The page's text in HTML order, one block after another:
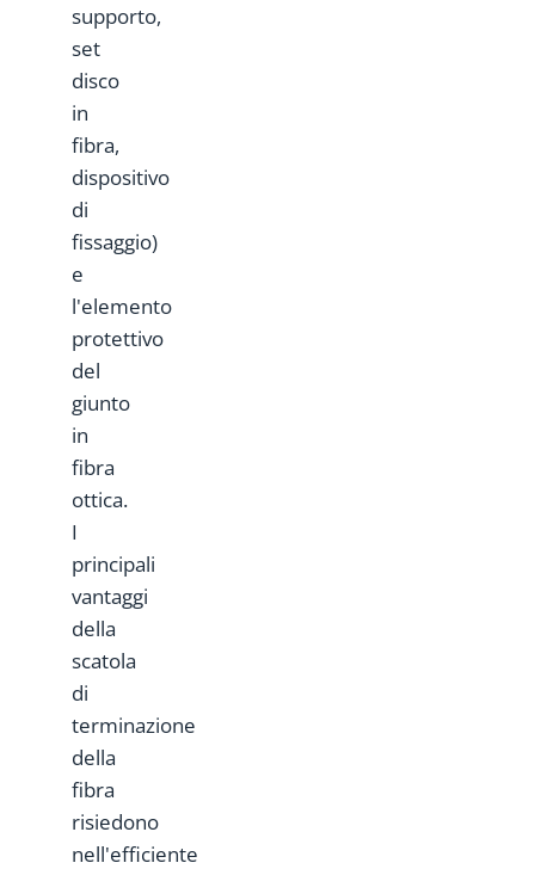
supporto,
set
disco
in
fibra,
dispositivo
di
fissaggio)
e
l'elemento
protettivo
del
giunto
in
fibra
ottica.
I
principali
vantaggi
della
scatola
di
terminazione
della
fibra
risiedono
nell'efficiente